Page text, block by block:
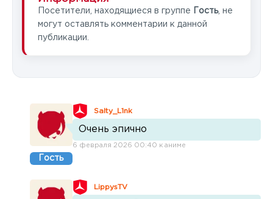
Посетители, находящиеся в группе Гость, не
могут оставлять комментарии к данной
публикации.
Гость
Salty_L1nk
Очень эпично
6 февраля 2026 00:40 к аниме
LippysTV